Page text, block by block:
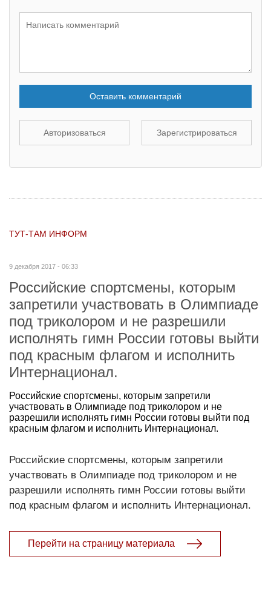
Оставить комментарий
Авторизоваться Зарегистрироваться
ТУТ-ТАМ ИНФОРМ
9 декабря 2017 - 06:33
Российские спортсмены, которым
запретили участвовать в Олимпиаде
под триколором и не разрешили
исполнять гимн России готовы выйти
под красным флагом и исполнить
Интернационал.
Российские спортсмены, которым запретили
участвовать в Олимпиаде под триколором и не
разрешили исполнять гимн России готовы выйти под
красным флагом и исполнить Интернационал.
Российские спортсмены, которым запретили
участвовать в Олимпиаде под триколором и не
разрешили исполнять гимн России готовы выйти
под красным флагом и исполнить Интернационал.
Перейти на страницу материала